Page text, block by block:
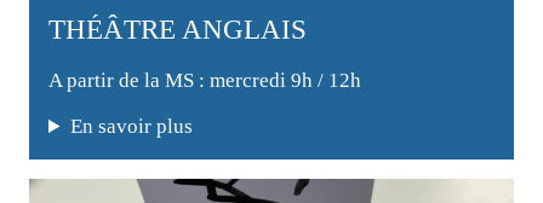
THÉÂTRE ANGLAIS
A partir de la MS : mercredi 9h / 12h
En savoir plus